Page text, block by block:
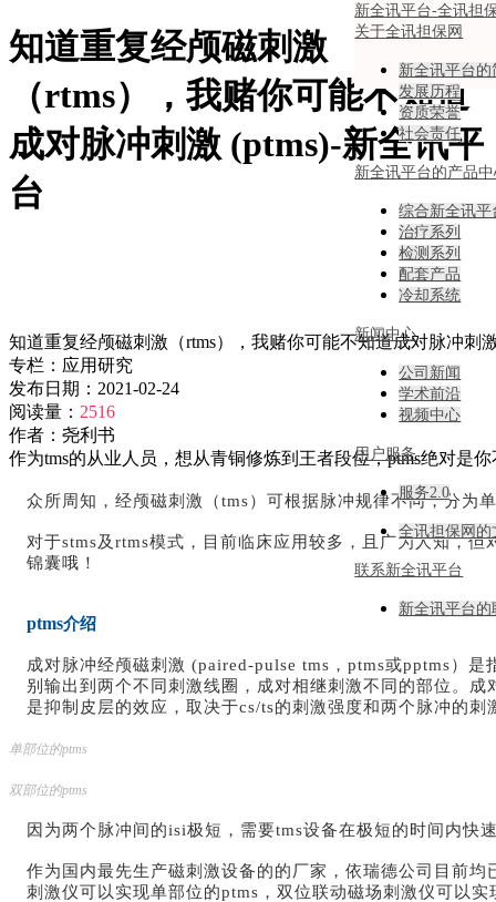
知道重复经颅磁刺激
（rtms），我赌你可能不知道
成对脉冲刺激 (ptms)-新全讯平
台
新全讯平台-全讯担
关于全讯担保网
新全讯平台的
发展历程
资质荣誉
社会责任
新全讯平台的产品
综合新全讯
治疗系列
检测系列
配套产品
冷却系统
新闻中心
公司新闻
学术前沿
视频中心
用户服务
服务2.0
全讯担保网的
联系新全讯平台
新全讯平台的
知道重复经颅磁刺激（rtms），我赌你可能不知道成对脉冲刺
专栏： 应用研究
发布日期： 2021-02-24
阅读量： 2516
作者： 尧利书
作为tms的从业人员，想从青铜修炼到王者段位，ptms绝对是
众所周知，经颅磁刺激（tms）可根据脉冲规律不同，分为
对于stms及 rtms模式，目前临床应用较多，且广为人知，但
锦囊哦！
ptms介绍
成对脉冲经颅磁刺激 (paired-pulse tms，ptms或pptms）
别输出到两个不同刺激线圈，成对相继刺激不同的部位。
是抑制皮层的效应，取决于cs/ts的刺激强度和两个脉冲的
单部位的ptms
双部位的ptms
因为两个脉冲间的isi极短，需要tms设备在极短的时间内快
作为国内最先生产磁刺激设备的的厂家，依瑞德公司目前
刺激仪可以实现单部位的ptms，双位联动磁场刺激仪可以